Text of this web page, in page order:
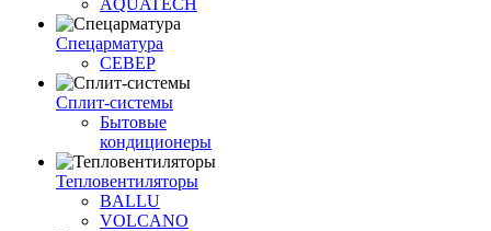
AQUATECH
Спецарматура
СЕВЕР
Сплит-системы
Бытовые
кондиционеры
Тепловентиляторы
BALLU
VOLCANO